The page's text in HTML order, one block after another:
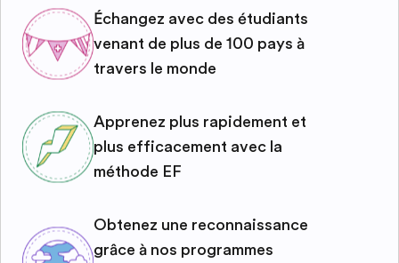
Échangez avec des étudiants
venant de plus de 100 pays à
travers le monde
Apprenez plus rapidement et
plus efficacement avec la
méthode EF
Obtenez une reconnaissance
grâce à nos programmes